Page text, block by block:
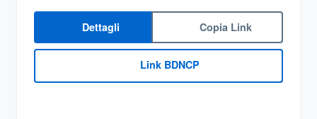
Dettagli Copia Link
Link BDNCP